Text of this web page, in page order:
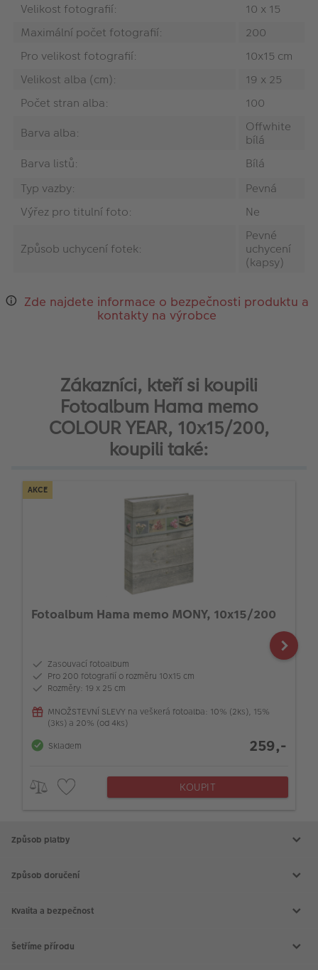
Velikost fotografií:
10 x 15
Maximální počet fotografií:
200
Pro velikost fotografií:
10x15 cm
Velikost alba (cm):
19 x 25
Počet stran alba:
100
Barva alba:
Offwhite
bílá
Barva listů:
Bílá
Typ vazby:
Pevná
Výřez pro titulní foto:
Ne
Způsob uchycení fotek:
Pevné
uchycení
(kapsy)
Zde najdete informace o bezpečnosti produktu a
kontakty na výrobce
Zákazníci, kteří si koupili
Fotoalbum Hama memo
COLOUR YEAR, 10x15/200,
koupili také:
AKCE
Fotoalbum Hama memo MONY, 10x15/200
Zasouvací fotoalbum
Pro 200 fotografií o rozměru 10x15 cm
Rozměry: 19 x 25 cm
MNOŽSTEVNÍ SLEVY na veškerá fotoalba: 10% (2ks), 15%
(3ks) a 20% (od 4ks)
Skladem
259,-
KOUPIT
Způsob platby
Způsob doručení
Kvalita a bezpečnost
Šetříme přírodu